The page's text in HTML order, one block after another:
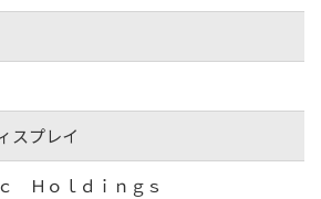
スプレイ
Ｈｏｌｄｉｎｇｓ